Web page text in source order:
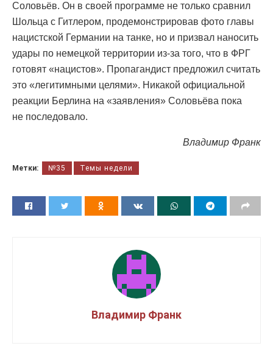
Соловьёв. Он в своей программе не только сравнил
Шольца с Гитлером, продемонстрировав фото главы
нацистской Германии на танке, но и призвал наносить
удары по немецкой территории из-за того, что в ФРГ
готовят «нацистов». Пропагандист предложил считать
это «легитимными целями». Никакой официальной
реакции Берлина на «заявления» Соловьёва пока
не последовало.
Владимир Франк
Метки: №35 Темы недели
Владимир Франк